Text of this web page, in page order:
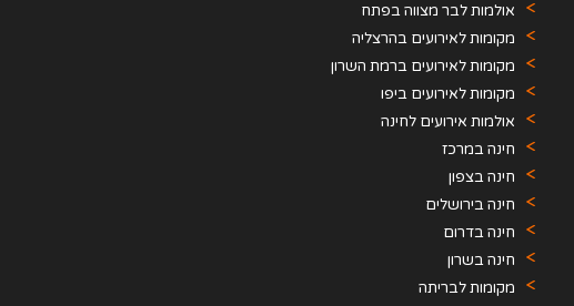
אולמות לבר מצווה בפתח
תקווה
מקומות לאירועים בהרצליה
מקומות לאירועים ברמת השרון
מקומות לאירועים ביפו
אולמות אירועים לחינה
חינה במרכז
חינה בצפון
חינה בירושלים
חינה בדרום
חינה בשרון
מקומות לבריתה